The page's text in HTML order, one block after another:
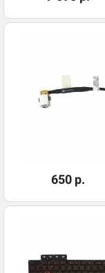
650 р.